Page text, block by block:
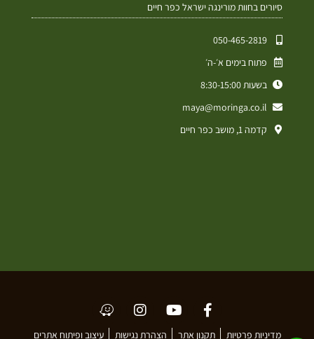
סיורים בחוות מורינגה ישראל כפר חיים
050-465-2819⁩
פתוח בימים א׳-ה׳
בשעות 8:30-15:00
maya@moringa.co.il
קדמה 1, מושב כפר חיים
מדיניות פרטיות תקנון אתר הצהרת נגישות עיצוב ופיתוח אתרים